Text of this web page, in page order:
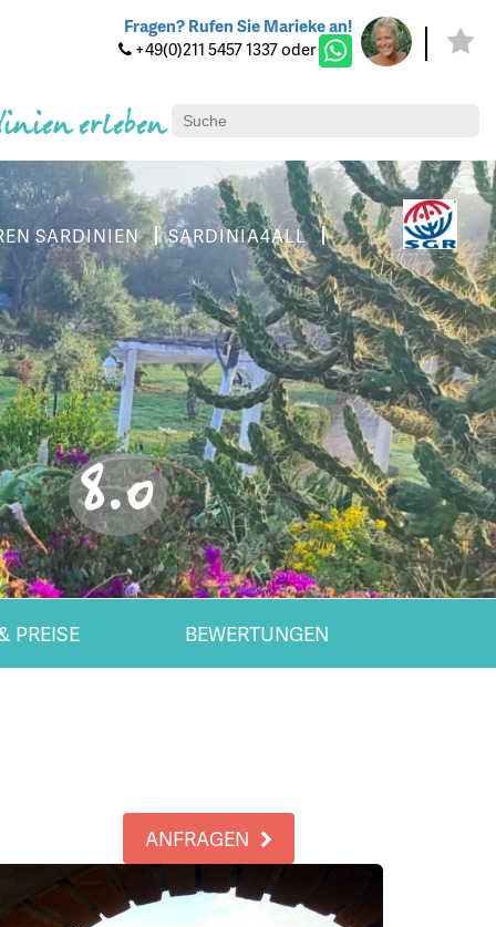
Fragen? Rufen Sie Marieke an!
+49(0)211 5457 1337 oder
erleben
SARDINIEN
SARDINIA4ALL
8.0
PREISE BEWERTUNGEN
ANFRAGEN